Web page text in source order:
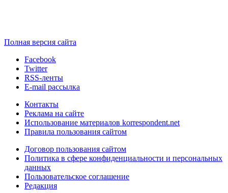
Полная версия сайта
Facebook
Twitter
RSS-ленты
E-mail рассылка
Контакты
Реклама на сайте
Использование материалов korrespondent.net
Правила пользования сайтом
Договор пользования сайтом
Политика в сфере конфиденциальности и персональных
данных
Пользовательское соглашение
Редакция